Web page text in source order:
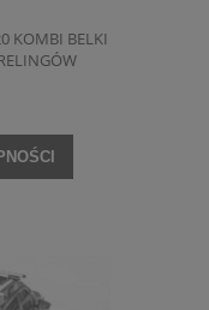
KOMBI BELKI